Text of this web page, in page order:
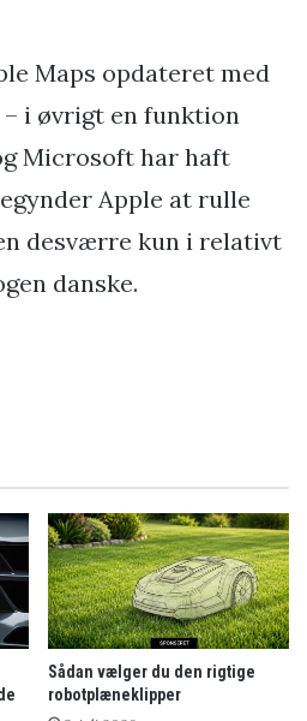
Maps opdateret med
i øvrigt en funktion
Microsoft har haft
Apple at rulle
desværre kun i relativt
danske.
Sådan vælger du den rigtige
robotplæneklipper